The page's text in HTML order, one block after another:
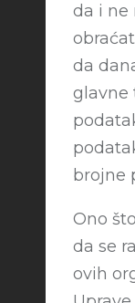
da i ne
da
glavne
brojne
Ono
da se
ovih